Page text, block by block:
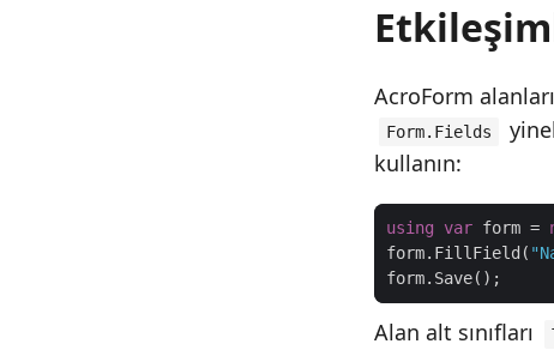
AcroForm
Form.Fields
kullanın:
using var form =
form.FillField(
Alan alt sınıfları